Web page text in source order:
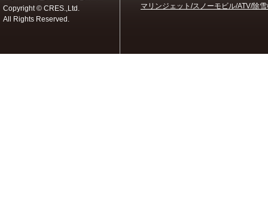
Copyright © CRES.,Ltd.
All Rights Reserved.
マリンジェット/スノーモビル/ATV/除